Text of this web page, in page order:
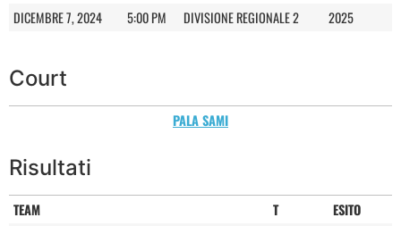
DICEMBRE 7, 2024
5:00 PM DIVISIONE REGIONALE 2 2025
Court
PALA SAMI
Risultati
TEAM T
ESITO